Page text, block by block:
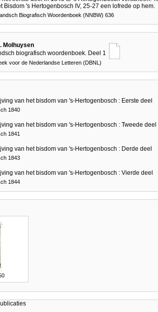
Bisdom 's Hertogenbosch IV, 25-27 een lofrede op hem.
Biografisch Woordenboek (NNBW) 636
Molhuysen
biografisch woordenboek. Deel 1
voor de Nederlandse Letteren (DBNL)
van het bisdom van 's-Hertogenbosch : Eerste deel
1840
van het bisdom van 's-Hertogenbosch : Tweede deel
1841
van het bisdom van 's-Hertogenbosch : Derde deel
1843
van het bisdom van 's-Hertogenbosch : Vierde deel
1844